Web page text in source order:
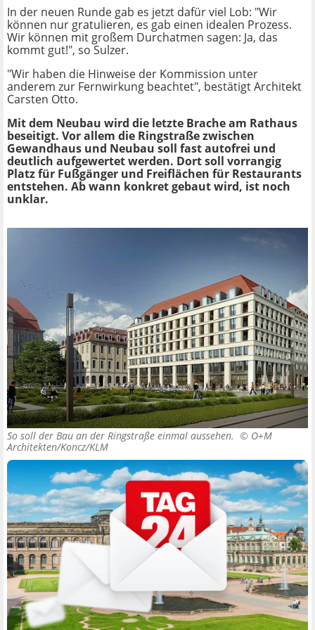
In der neuen Runde gab es jetzt dafür viel Lob: "Wir
können nur gratulieren, es gab einen idealen Prozess.
Wir können mit großem Durchatmen sagen: Ja, das
kommt gut!", so Sulzer.
"Wir haben die Hinweise der Kommission unter
anderem zur Fernwirkung beachtet", bestätigt Architekt
Carsten Otto.
Mit dem Neubau wird die letzte Brache am Rathaus
beseitigt. Vor allem die Ringstraße zwischen
Gewandhaus und Neubau soll fast autofrei und
deutlich aufgewertet werden. Dort soll vorrangig
Platz für Fußgänger und Freiflächen für Restaurants
entstehen. Ab wann konkret gebaut wird, ist noch
unklar.
So soll der Bau an der Ringstraße einmal aussehen. © O+M
Architekten/Koncz/KLM